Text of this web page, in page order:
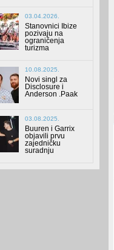
03.04.2026.
Stanovnici Ibize
pozivaju na
ograničenja
turizma
10.08.2025.
Novi singl za
Disclosure i
Anderson .Paak
03.08.2025.
Buuren i Garrix
objavili prvu
zajedničku
suradnju